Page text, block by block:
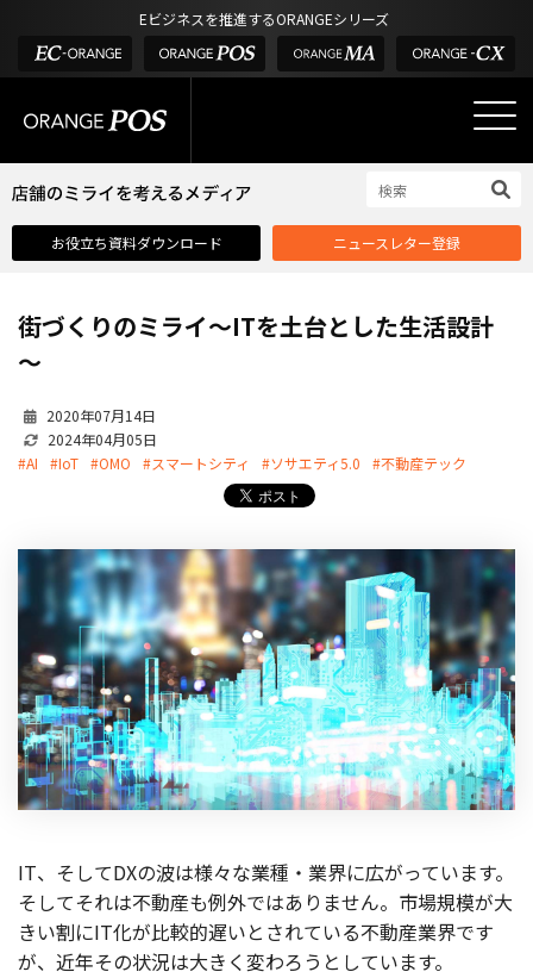
Eビジネスを推進するORANGEシリーズ
タッチパネル式カスタマーディスプレイ
インフラ環境・サポート
業界別ソリューション
酒販・ワイン
サロン
導入・補助金
デジタル化・AI導入補助金
POS お役立ち情報
店舗のミライを考えるメディア
03-6432-0346
電話受付：平日 10:00~17:00
お役立ち資料ダウンロード ニュースレター登録
街づくりのミライ～ITを土台とした生活設計
～
2020年07月14日
2024年04月05日
#AI
#IoT #OMO #スマートシティ #ソサエティ5.0 #不動産テック
IT、そしてDXの波は様々な業種・業界に広がっています。
そしてそれは不動産も例外ではありません。市場規模が大
きい割にIT化が比較的遅いとされている不動産業界です
が、近年その状況は大きく変わろうとしています。